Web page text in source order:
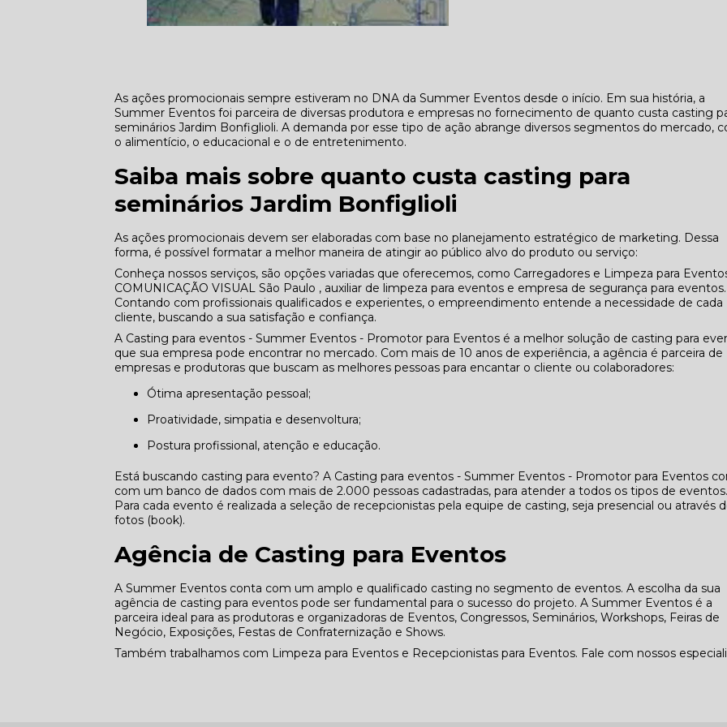
As ações promocionais sempre estiveram no DNA da Summer Eventos desde o início. Em sua história, a
Summer Eventos foi parceira de diversas produtora e empresas no fornecimento de quanto custa casting
seminários Jardim Bonfiglioli. A demanda por esse tipo de ação abrange diversos segmentos do mercado,
o alimentício, o educacional e o de entretenimento.
Saiba mais sobre quanto custa casting para
seminários Jardim Bonfiglioli
As ações promocionais devem ser elaboradas com base no planejamento estratégico de marketing. Dessa
forma, é possível formatar a melhor maneira de atingir ao público alvo do produto ou serviço:
Conheça nossos serviços, são opções variadas que oferecemos, como Carregadores e Limpeza para
COMUNICAÇÃO VISUAL São Paulo , auxiliar de limpeza para eventos e empresa de segurança para eventos.
Contando com profissionais qualificados e experientes, o empreendimento entende a necessidade de cada
cliente, buscando a sua satisfação e confiança.
A Casting para eventos - Summer Eventos - Promotor para Eventos é a melhor solução de casting para
que sua empresa pode encontrar no mercado. Com mais de 10 anos de experiência, a agência é parceira de
empresas e produtoras que buscam as melhores pessoas para encantar o cliente ou colaboradores:
Ótima apresentação pessoal;
Proatividade, simpatia e desenvoltura;
Postura profissional, atenção e educação.
Está buscando casting para evento? A Casting para eventos - Summer Eventos - Promotor para Eventos
com um banco de dados com mais de 2.000 pessoas cadastradas, para atender a todos os tipos de eventos.
Para cada evento é realizada a seleção de recepcionistas pela equipe de casting, seja presencial ou através
fotos (book).
Agência de Casting para Eventos
A Summer Eventos conta com um amplo e qualificado casting no segmento de eventos. A escolha da sua
agência de casting para eventos pode ser fundamental para o sucesso do projeto. A Summer Eventos é a
parceira ideal para as produtoras e organizadoras de Eventos, Congressos, Seminários, Workshops, Feiras de
Negócio, Exposições, Festas de Confraternização e Shows.
Também trabalhamos com Limpeza para Eventos e Recepcionistas para Eventos. Fale com nossos